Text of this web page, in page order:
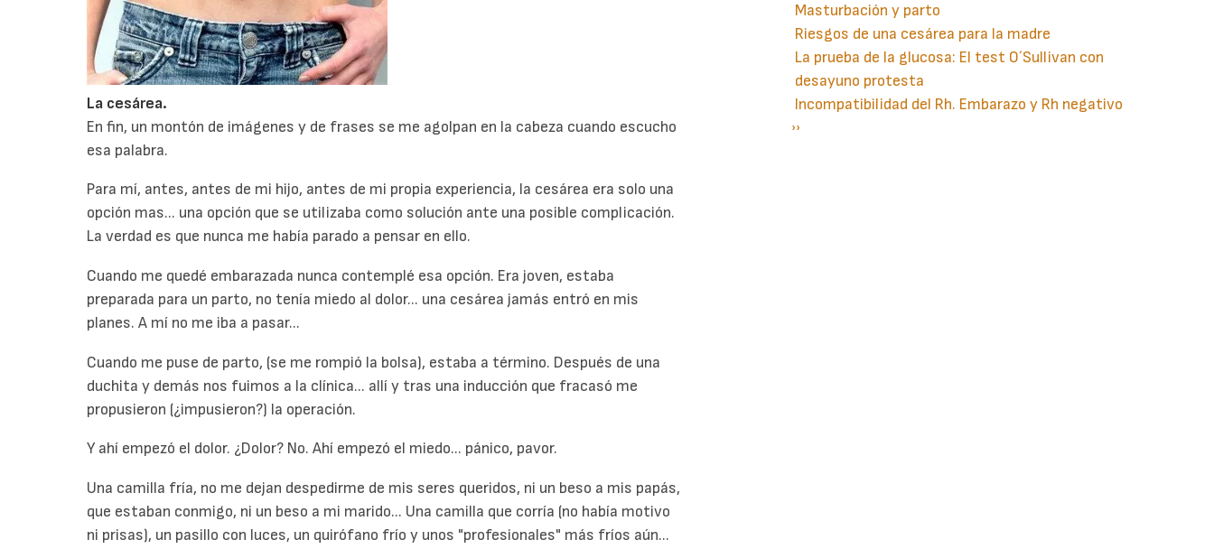
La cesárea.
En fin, un montón de imágenes y de frases se me agolpan en la cabeza cuando escucho
esa palabra.
Para mí, antes, antes de mi hijo, antes de mi propia experiencia, la cesárea era solo una
opción mas... una opción que se utilizaba como solución ante una posible complicación.
La verdad es que nunca me había parado a pensar en ello.
Cuando me quedé embarazada nunca contemplé esa opción. Era joven, estaba
preparada para un parto, no tenía miedo al dolor... una cesárea jamás entró en mis
planes. A mí no me iba a pasar...
Cuando me puse de parto, (se me rompió la bolsa), estaba a término. Después de una
duchita y demás nos fuimos a la clínica... allí y tras una inducción que fracasó me
propusieron (¿impusieron?) la operación.
Y ahí empezó el dolor. ¿Dolor? No. Ahí empezó el miedo... pánico, pavor.
Una camilla fría, no me dejan despedirme de mis seres queridos, ni un beso a mis papás,
que estaban conmigo, ni un beso a mi marido... Una camilla que corría (no había motivo
ni prisas), un pasillo con luces, un quirófano frío y unos "profesionales" más fríos aún...
Masturbación y parto
Riesgos de una cesárea para la madre
La prueba de la glucosa: El test O´Sullivan con
desayuno protesta
Incompatibilidad del Rh. Embarazo y Rh negativo
Paginación
Siguiente
››